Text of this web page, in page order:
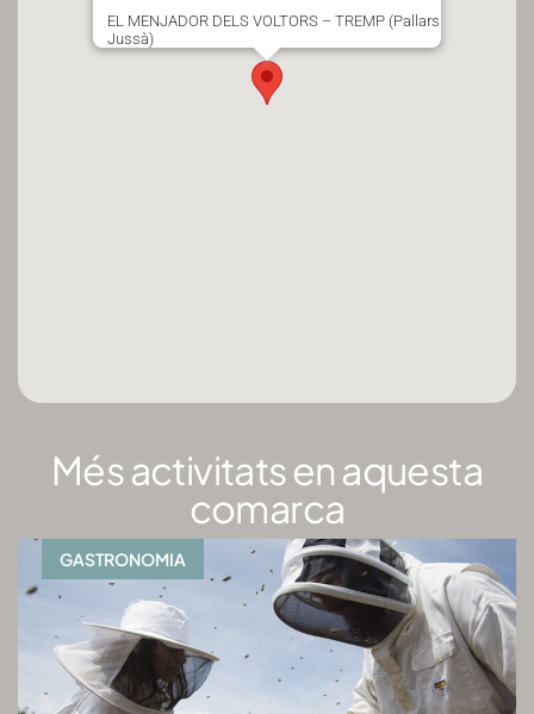
EL MENJADOR DELS VOLTORS – TREMP (Pallars
Jussà)
Més activitats en aquesta
comarca
GASTRONOMIA